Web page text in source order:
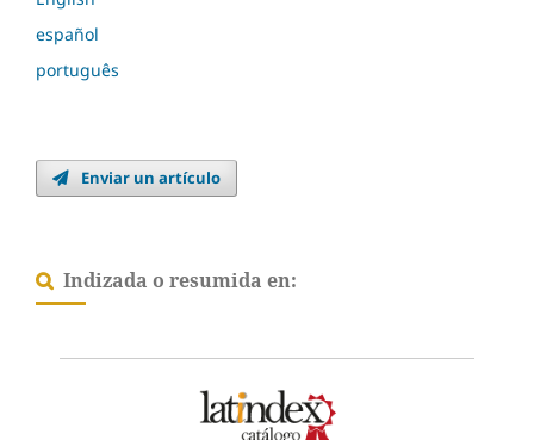
español
português
Enviar un artículo
Indizada o resumida en: